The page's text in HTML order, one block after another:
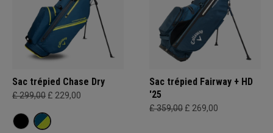
Sac trépied Chase Dry
£ 299,00 £ 229,00
Sac trépied Fairway + HD
'25
£ 359,00 £ 269,00